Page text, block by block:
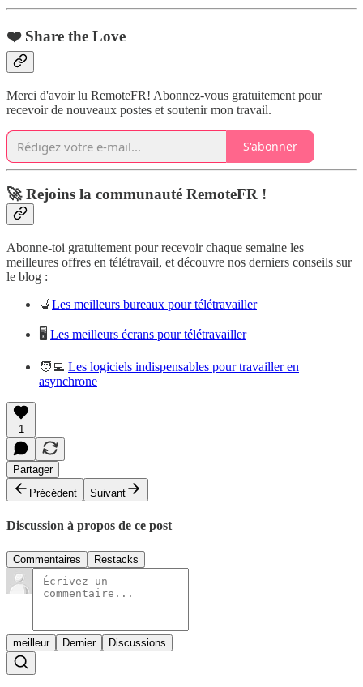
❤️ Share the Love
Merci d'avoir lu RemoteFR! Abonnez-vous gratuitement pour
recevoir de nouveaux postes et soutenir mon travail.
S'abonner
🚀 Rejoins la communauté RemoteFR !
Abonne-toi gratuitement pour recevoir chaque semaine les
meilleures offres en télétravail, et découvre nos derniers conseils sur
le blog :
💺Les meilleurs bureaux pour télétravailler
🖥️ Les meilleurs écrans pour télétravailler
🧑‍💻 Les logiciels indispensables pour travailler en
asynchrone
1
Partager
Précédent
Suivant
Discussion à propos de ce post
Commentaires Restacks
meilleur Dernier Discussions